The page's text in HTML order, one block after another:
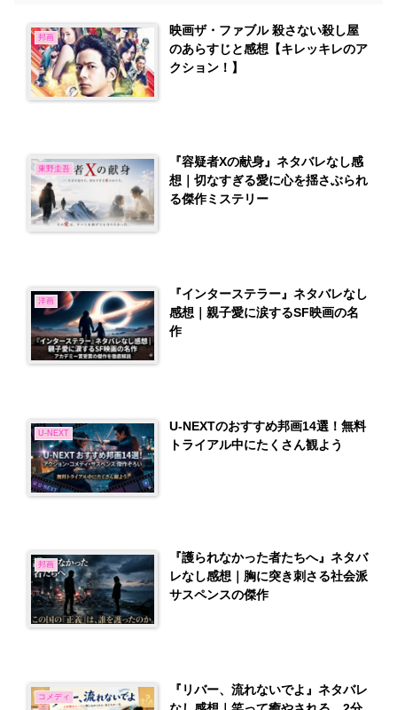
邦画
映画ザ・ファブル 殺さない殺し屋
のあらすじと感想【キレッキレのア
クション！】
東野圭吾
『容疑者Xの献身』ネタバレなし感
想｜切なすぎる愛に心を揺さぶられ
る傑作ミステリー
洋画
『インターステラー』ネタバレなし
感想｜親子愛に涙するSF映画の名
作
U-NEXT
U-NEXTのおすすめ邦画14選！無料
トライアル中にたくさん観よう
邦画
『護られなかった者たちへ』ネタバ
レなし感想｜胸に突き刺さる社会派
サスペンスの傑作
コメディ
『リバー、流れないでよ』ネタバレ